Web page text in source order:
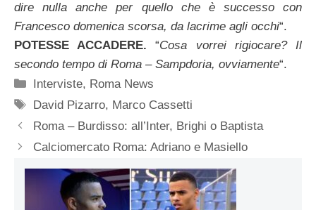
dire nulla anche per quello che è successo con
Francesco domenica scorsa, da lacrime agli occhi“.
POTESSE ACCADERE.“Cosa vorrei rigiocare? Il
secondo tempo di Roma – Sampdoria, ovviamente“.
Categorie
Interviste, Roma News
Tag
David Pizarro, Marco Cassetti
Roma – Burdisso: all’Inter, Brighi o Baptista
Calciomercato Roma: Adriano e Masiello